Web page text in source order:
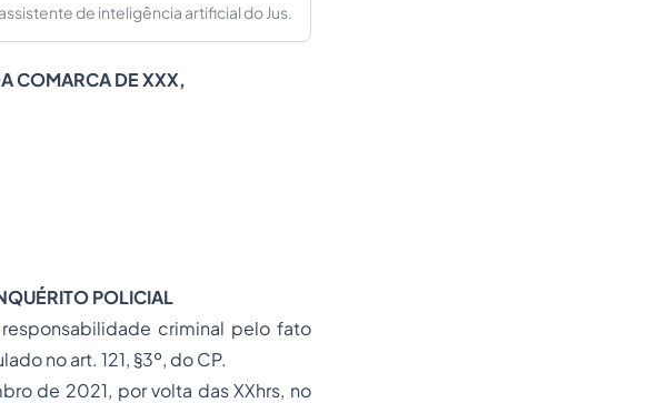
de inteligência artificial do Jus.
COMARCA DE XXX,
POLICIAL
criminal pelo fato
no art. 121, §3º, do CP.
de 2021, por volta das XXhrs, no